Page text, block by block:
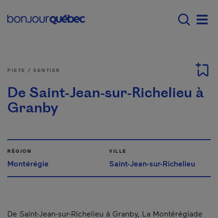
Main navigation -
PISTE / SENTIER
De Saint-Jean-sur-Richelieu à
Granby
RÉGION
Montérégie
VILLE
Saint-Jean-sur-Richelieu
De Saint-Jean-sur-Richelieu à Granby, La Montérégiade